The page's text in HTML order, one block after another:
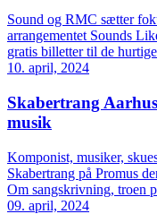
Sound og RMC sætter
arrangementet Sounds
gratis billetter til de
10. april, 2024
Skabertrang
musik
Komponist, musiker,
Skabertrang på Promus
Om sangskrivning, troen
09. april, 2024